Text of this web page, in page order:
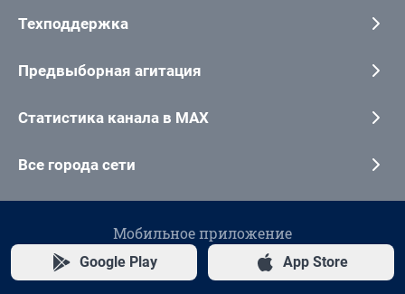
Техподдержка
Предвыборная агитация
Статистика канала в MAX
Все города сети
Мобильное приложение
Google Play App Store